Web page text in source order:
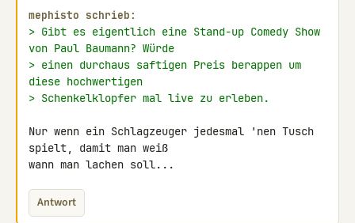
mephisto schrieb:
> Gibt es eigentlich eine Stand-up Comedy Show
von Paul Baumann? Würde
> einen durchaus saftigen Preis berappen um
diese hochwertigen
> Schenkelklopfer mal live zu erleben.
Nur wenn ein Schlagzeuger jedesmal 'nen Tusch
spielt, damit man weiß
wann man lachen soll...
Antwort